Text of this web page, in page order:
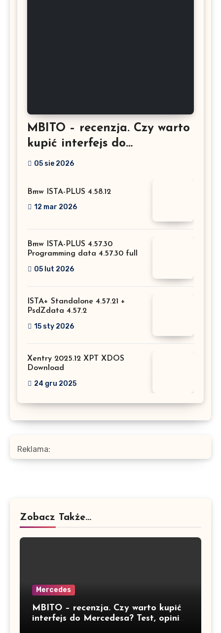
MBITO – recenzja. Czy warto
kupić interfejs do
Mercedesa? Test, opinia i
05 sie 2026
Bmw ISTA-PLUS 4.58.12
12 mar 2026
Bmw ISTA-PLUS 4.57.30
Programming data 4.57.30 full
05 lut 2026
ISTA+ Standalone 4.57.21 +
PsdZdata 4.57.2
15 sty 2026
Xentry 2025.12 XPT XDOS
Download
24 gru 2025
Reklama:
Zobacz Także...
Mercedes
MBITO – recenzja. Czy warto kupić
interfejs do Mercedesa? Test, opinia